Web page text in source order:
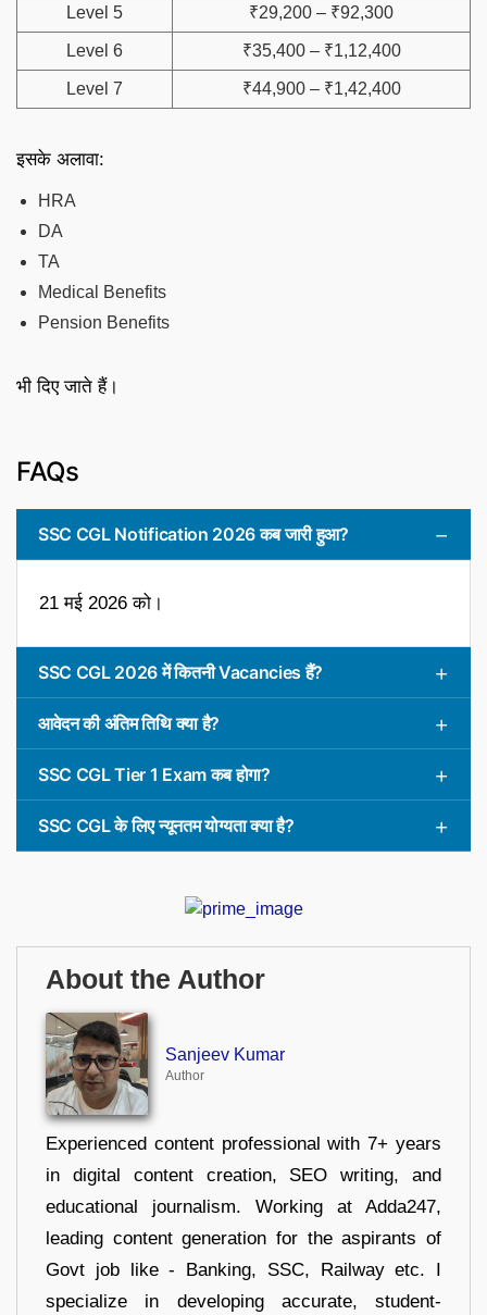
Level 5 ₹29,200 – ₹92,300
Level 6 ₹35,400 – ₹1,12,400
Level 7 ₹44,900 – ₹1,42,400
इसके अलावा:
HRA
DA
TA
Medical Benefits
Pension Benefits
भी दिए जाते हैं।
FAQs
SSC CGL Notification 2026 कब जारी हुआ?
21 मई 2026 को।
SSC CGL 2026 में कितनी Vacancies हैं?
आवेदन की अंतिम तिथि क्या है?
SSC CGL Tier 1 Exam कब होगा?
SSC CGL के लिए न्यूनतम योग्यता क्या है?
About the Author
Sanjeev Kumar
Author
Experienced content professional with 7+ years
in digital content creation, SEO writing, and
educational journalism. Working at Adda247,
leading content generation for the aspirants of
Govt job like - Banking, SSC, Railway etc. I
specialize in developing accurate, student-